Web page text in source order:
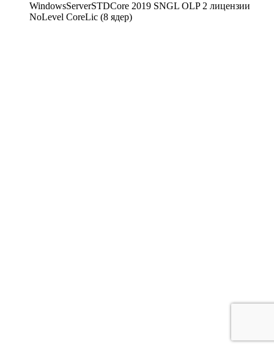
WindowsServerSTDCore 2019 SNGL OLP 2 лицензии
NoLevel CoreLic (8 ядер)